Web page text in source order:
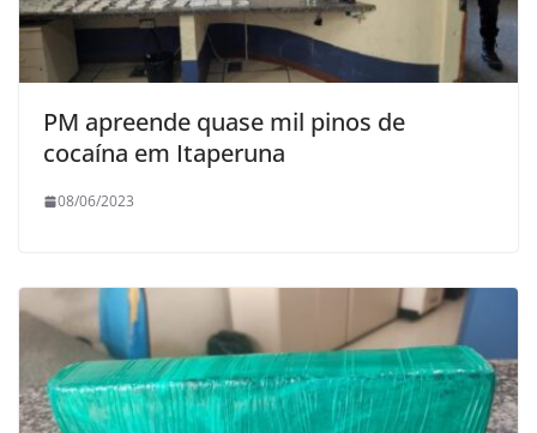
PM apreende quase mil pinos de
cocaína em Itaperuna
08/06/2023